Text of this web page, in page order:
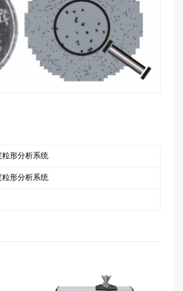
粒形分析系统
粒形分析系统